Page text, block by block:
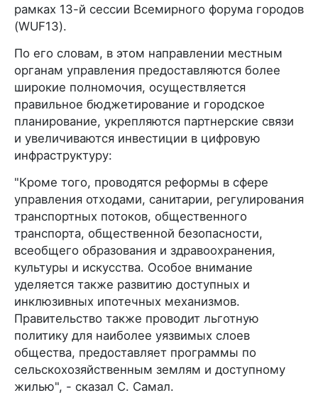
рамках 13-й сессии Всемирного форума городов
(WUF13).
По его словам, в этом направлении местным
органам управления предоставляются более
широкие полномочия, осуществляется
правильное бюджетирование и городское
планирование, укрепляются партнерские связи
и увеличиваются инвестиции в цифровую
инфраструктуру:
"Кроме того, проводятся реформы в сфере
управления отходами, санитарии, регулирования
транспортных потоков, общественного
транспорта, общественной безопасности,
всеобщего образования и здравоохранения,
культуры и искусства. Особое внимание
уделяется также развитию доступных и
инклюзивных ипотечных механизмов.
Правительство также проводит льготную
политику для наиболее уязвимых слоев
общества, предоставляет программы по
сельскохозяйственным землям и доступному
жилью", - сказал С. Самал.